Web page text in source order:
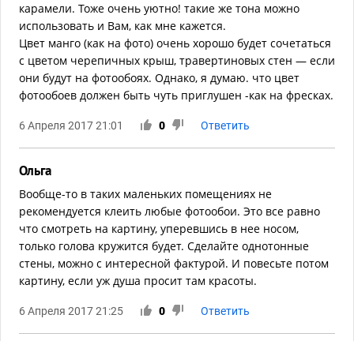
карамели. Тоже очень уютно! такие же тона можно
использовать и Вам, как мне кажется.
Цвет манго (как на фото) очень хорошо будет сочетаться
с цветом черепичных крыш, травертиновых стен — если
они будут на фотообоях. Однако, я думаю. что цвет
фотообоев должен быть чуть приглушен -как на фресках.
6 Апреля 2017 21:01 0 Ответить
Ольга
Вообще-то​ в таких маленьких помещениях не
рекомендуется клеить любые фотообои. Это все равно
что смотреть на картину, уперевшись в нее носом,
только голова кружится будет. Сделайте однотонные
стены, можно с интересной фактурой. И повесьте потом
картину, если уж душа просит там красоты.
6 Апреля 2017 21:25 0 Ответить